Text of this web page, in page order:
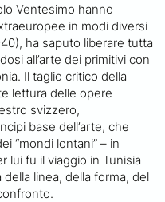
Ventesimo hanno
in modi diversi
ha saputo liberare tutta
all’arte dei primitivi con
Il taglio critico della
lettura delle opere
svizzero,
base dell’arte, che
“mondi lontani” – in
lui fu il viaggio in Tunisia
linea, della forma, del